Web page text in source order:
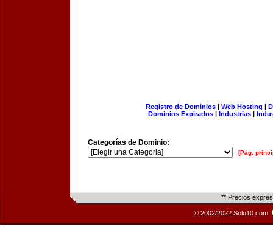
Registro de Dominios| Web Hosting |
Dominios Expirados | Industrias |
Categorías de Dominio:
[Pág.
** Precios
© 2002/2022 Solo10.com